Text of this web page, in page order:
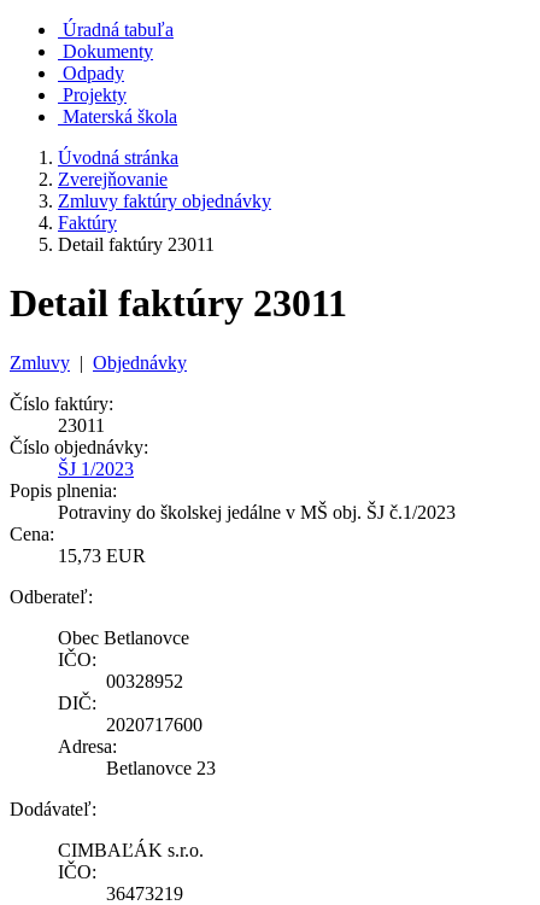
Úradná tabuľa
Dokumenty
Odpady
Projekty
Materská škola
Úvodná stránka
Zverejňovanie
Zmluvy faktúry objednávky
Faktúry
Detail faktúry 23011
Detail faktúry 23011
Zmluvy | Objednávky
Číslo faktúry:
23011
Číslo objednávky:
ŠJ 1/2023
Popis plnenia:
Potraviny do školskej jedálne v MŠ obj. ŠJ č.1/2023
Cena:
15,73 EUR
Odberateľ:
Obec Betlanovce
IČO:
00328952
DIČ:
2020717600
Adresa:
Betlanovce 23
Dodávateľ:
CIMBAĽÁK s.r.o.
IČO:
36473219